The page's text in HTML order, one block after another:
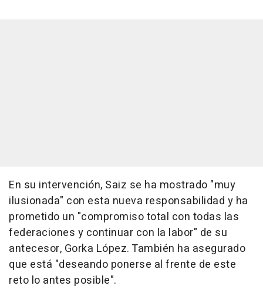
En su intervención, Saiz se ha mostrado "muy
ilusionada" con esta nueva responsabilidad y ha
prometido un "compromiso total con todas las
federaciones y continuar con la labor" de su
antecesor, Gorka López. También ha asegurado
que está "deseando ponerse al frente de este
reto lo antes posible".